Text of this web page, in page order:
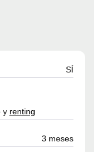
SÍ
y renting
3 meses